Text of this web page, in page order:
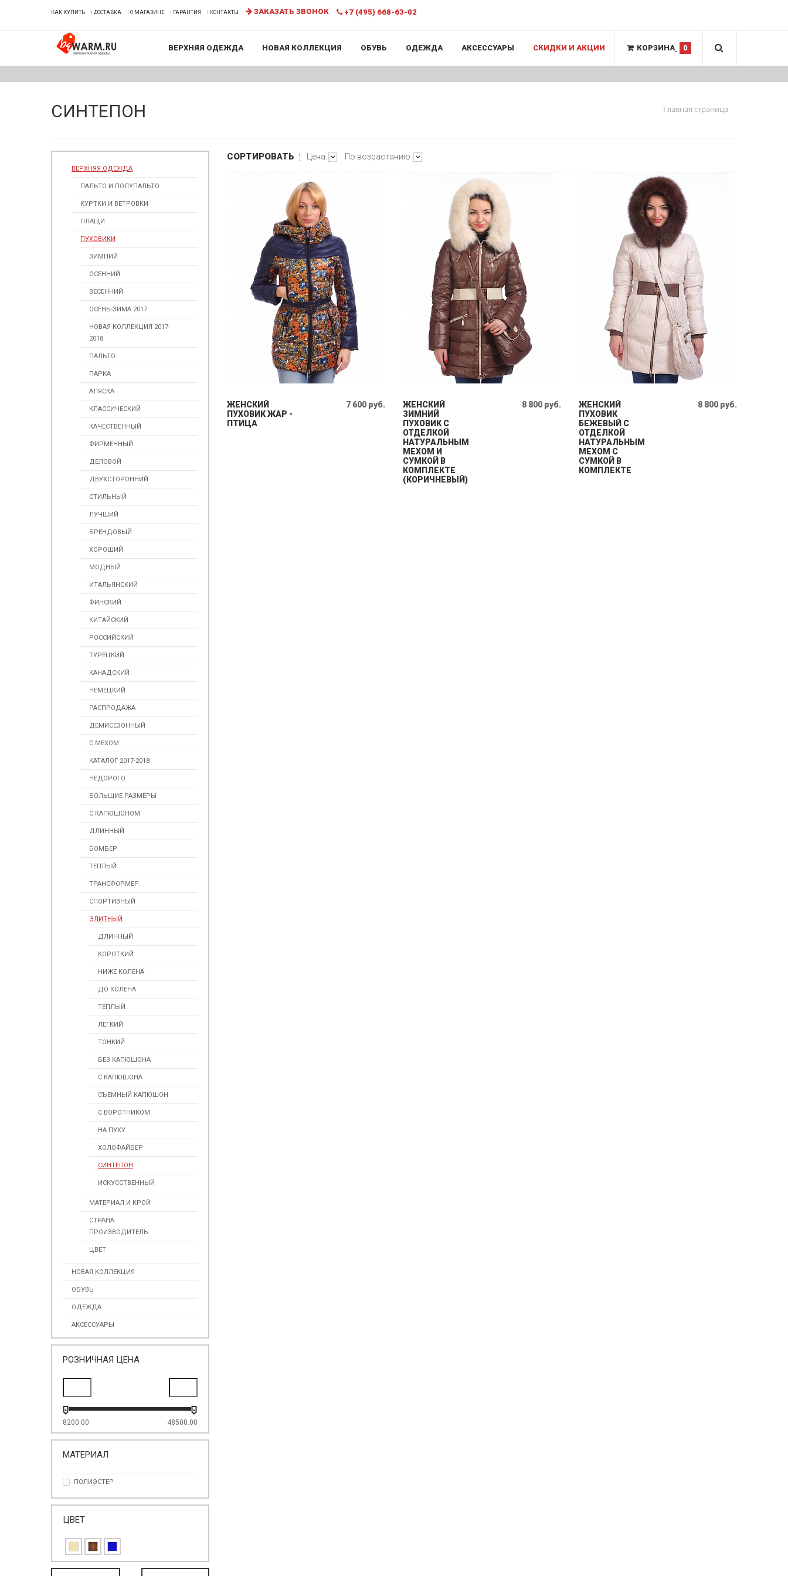
КАК КУПИТЬ ДОСТАВКА О МАГАЗИНЕ ГАРАНТИЯ КОНТАКТЫ ЗАКАЗАТЬ ЗВОНОК +7 (495) 668-63-02
КОРЗИНА 0
ВЕРХНЯЯ ОДЕЖДА НОВАЯ КОЛЛЕКЦИЯ ОБУВЬ ОДЕЖДА АКСЕССУАРЫ СКИДКИ И АКЦИИ
СИНТЕПОН Главная страница
ВЕРХНЯЯ ОДЕЖДА
ПАЛЬТО И ПОЛУПАЛЬТО
КУРТКИ И ВЕТРОВКИ
ПЛАЩИ
ПУХОВИКИ
ЗИМНИЙ
ОСЕННИЙ
ВЕСЕННИЙ
ОСЕНЬ-ЗИМА 2017
НОВАЯ КОЛЛЕКЦИЯ 2017-
2018
ПАЛЬТО
ПАРКА
АЛЯСКА
КЛАССИЧЕСКИЙ
КАЧЕСТВЕННЫЙ
ФИРМЕННЫЙ
ДЕЛОВОЙ
ДВУХСТОРОННИЙ
СТИЛЬНЫЙ
ЛУЧШИЙ
БРЕНДОВЫЙ
ХОРОШИЙ
МОДНЫЙ
ИТАЛЬЯНСКИЙ
ФИНСКИЙ
КИТАЙСКИЙ
РОССИЙСКИЙ
ТУРЕЦКИЙ
КАНАДСКИЙ
НЕМЕЦКИЙ
РАСПРОДАЖА
ДЕМИСЕЗОННЫЙ
С МЕХОМ
КАТАЛОГ 2017-2018
НЕДОРОГО
БОЛЬШИЕ РАЗМЕРЫ
С КАПЮШОНОМ
ДЛИННЫЙ
БОМБЕР
ТЕПЛЫЙ
ТРАНСФОРМЕР
СПОРТИВНЫЙ
ЭЛИТНЫЙ
ДЛИННЫЙ
КОРОТКИЙ
НИЖЕ КОЛЕНА
ДО КОЛЕНА
ТЕПЛЫЙ
ЛЕГКИЙ
ТОНКИЙ
БЕЗ КАПЮШОНА
С КАПЮШОНА
СЪЕМНЫЙ КАПЮШОН
С ВОРОТНИКОМ
НА ПУХУ
ХОЛОФАЙБЕР
СИНТЕПОН
ИСКУССТВЕННЫЙ
МАТЕРИАЛ И КРОЙ
СТРАНА
ПРОИЗВОДИТЕЛЬ
ЦВЕТ
НОВАЯ КОЛЛЕКЦИЯ
ОБУВЬ
ОДЕЖДА
АКСЕССУАРЫ
РОЗНИЧНАЯ ЦЕНА
8200.00 48500.00
МАТЕРИАЛ
ПОЛИЭСТЕР
ЦВЕТ
СОРТИРОВАТЬ Цена По возрастанию
ЖЕНСКИЙ
ПУХОВИК ЖАР -
ПТИЦА
7 600 руб.
ЖЕНСКИЙ
ЗИМНИЙ
ПУХОВИК С
ОТДЕЛКОЙ
НАТУРАЛЬНЫМ
МЕХОМ И
СУМКОЙ В
КОМПЛЕКТЕ
(КОРИЧНЕВЫЙ)
8 800 руб.
ЖЕНСКИЙ
ПУХОВИК
БЕЖЕВЫЙ С
ОТДЕЛКОЙ
НАТУРАЛЬНЫМ
МЕХОМ С
СУМКОЙ В
КОМПЛЕКТЕ
8 800 руб.